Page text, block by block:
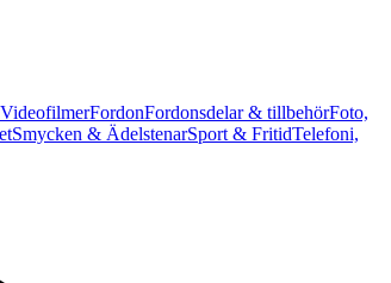
FordonFordonsdelar & tillbehörFoto,
Smycken & ÄdelstenarSport & FritidTelefoni,